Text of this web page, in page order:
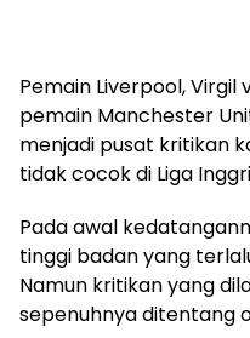
Pemain Liverpool,
pemain Manchester
menjadi pusat kritikan
tidak cocok di Liga
Pada awal
tinggi badan yang
Namun kritikan yang
sepenuhnya ditentang